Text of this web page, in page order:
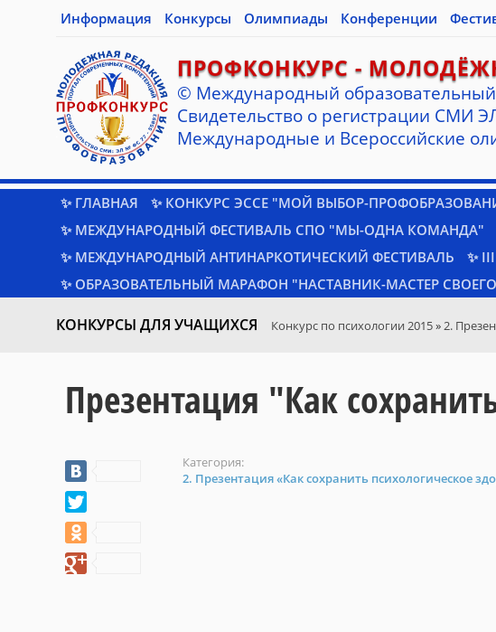
Информация Конкурсы Олимпиады Конференции
ПРОФКОНКУРС -
© Международный
Cвидетельство о регистрации СМИ
Международные и Всероссийские
✨ ГЛАВНАЯ ✨ КОНКУРС ЭССЕ "МОЙ ВЫБОР-
✨ МЕЖДУНАРОДНЫЙ ФЕСТИВАЛЬ СПО "МЫ-ОДНА КОМАНДА"
✨ МЕЖДУНАРОДНЫЙ АНТИНАРКОТИЧЕСКИЙ ФЕСТИВАЛЬ
✨
✨ ОБРАЗОВАТЕЛЬНЫЙ МАРАФОН "НАСТАВНИК-МАСТЕР
КОНКУРСЫ ДЛЯ УЧАЩИХСЯ Конкурс по психологии 2015»2.
Презентация "Как
Категория:
2. Презентация «Как сохранить психологическое